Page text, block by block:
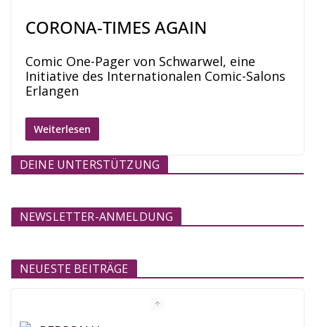
CORONA-TIMES AGAIN
Comic One-Pager von Schwarwel, eine
Initiative des Internationalen Comic-Salons
Erlangen
Weiterlesen
DEINE UNTERSTÜTZUNG
NEWSLETTER-ANMELDUNG
NEUESTE BEITRÄGE